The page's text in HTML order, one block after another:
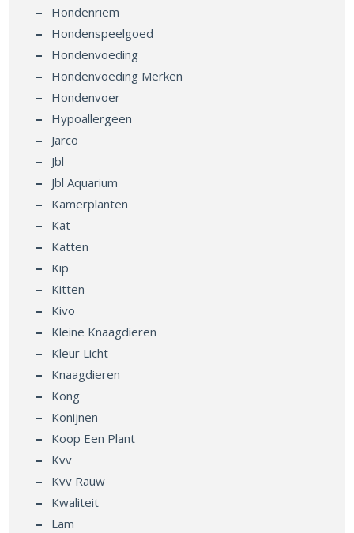
Hondenriem
Hondenspeelgoed
Hondenvoeding
Hondenvoeding Merken
Hondenvoer
Hypoallergeen
Jarco
Jbl
Jbl Aquarium
Kamerplanten
Kat
Katten
Kip
Kitten
Kivo
Kleine Knaagdieren
Kleur Licht
Knaagdieren
Kong
Konijnen
Koop Een Plant
Kvv
Kvv Rauw
Kwaliteit
Lam